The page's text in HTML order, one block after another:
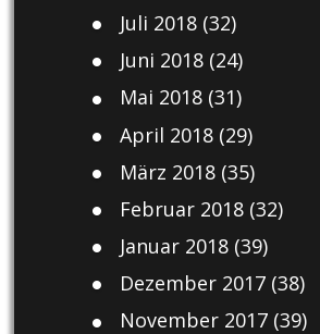
Juli 2018(32)
Juni 2018(24)
Mai 2018(31)
April 2018(29)
März 2018(35)
Februar 2018(32)
Januar 2018(39)
Dezember 2017(38)
November 2017(39)